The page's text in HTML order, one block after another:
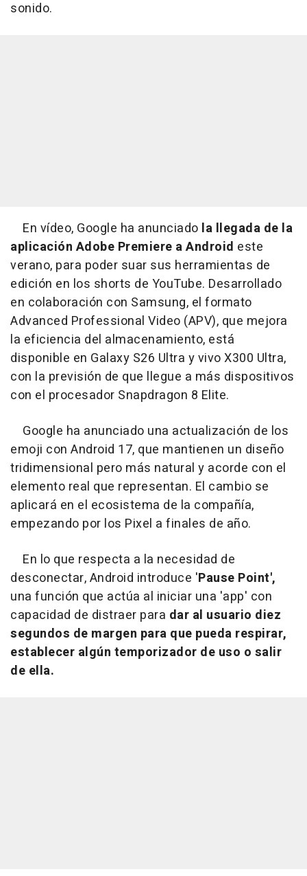
sonido.
En vídeo, Google ha anunciado la llegada de la
aplicación Adobe Premiere a Android este
verano, para poder suar sus herramientas de
edición en los shorts de YouTube. Desarrollado
en colaboración con Samsung, el formato
Advanced Professional Video (APV), que mejora
la eficiencia del almacenamiento, está
disponible en Galaxy S26 Ultra y vivo X300 Ultra,
con la previsión de que llegue a más dispositivos
con el procesador Snapdragon 8 Elite.
Google ha anunciado una actualización de los
emoji con Android 17, que mantienen un diseño
tridimensional pero más natural y acorde con el
elemento real que representan. El cambio se
aplicará en el ecosistema de la compañía,
empezando por los Pixel a finales de año.
En lo que respecta a la necesidad de
desconectar, Android introduce 'Pause Point',
una función que actúa al iniciar una 'app' con
capacidad de distraer para dar al usuario diez
segundos de margen para que pueda respirar,
establecer algún temporizador de uso o salir
de ella.